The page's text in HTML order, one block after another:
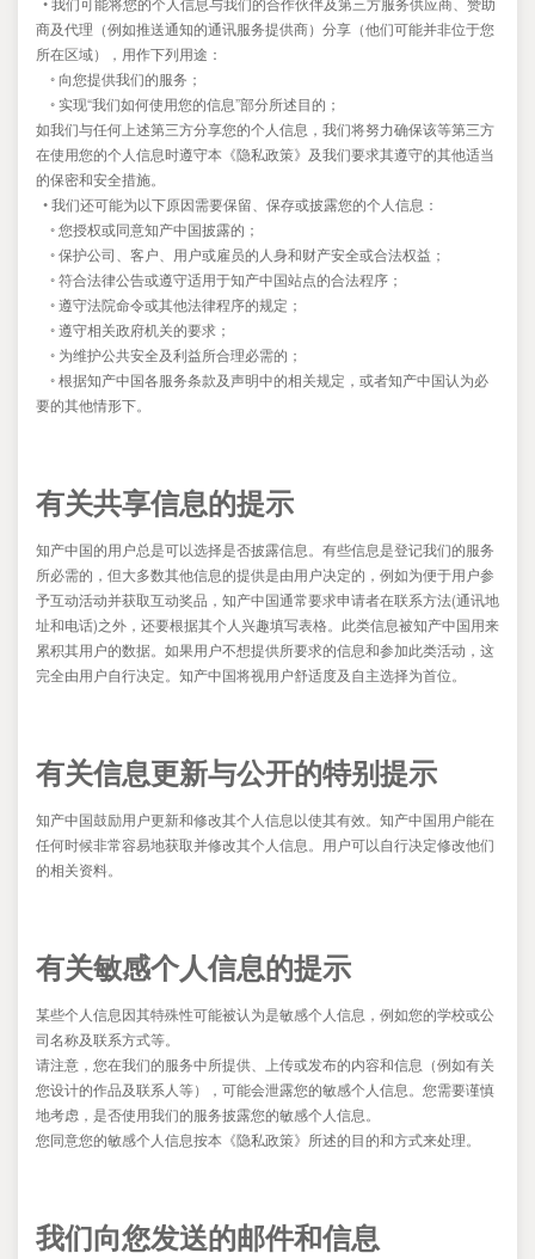
我们可能将您的个人信息与我们的合作伙伴及第三方服务供应商、赞助
商及代理（例如推送通知的通讯服务提供商）分享（他们可能并非位于您
所在区域），用作下列用途：
◦ 向您提供我们的服务；
◦ 实现“我们如何使用您的信息”部分所述目的；
如我们与任何上述第三方分享您的个人信息，我们将努力确保该等第三方
在使用您的个人信息时遵守本《隐私政策》及我们要求其遵守的其他适当
的保密和安全措施。
• 我们还可能为以下原因需要保留、保存或披露您的个人信息：
◦ 您授权或同意知产中国披露的；
◦ 保护公司、客户、用户或雇员的人身和财产安全或合法权益；
◦ 符合法律公告或遵守适用于知产中国站点的合法程序；
◦ 遵守法院命令或其他法律程序的规定；
◦ 遵守相关政府机关的要求；
◦ 为维护公共安全及利益所合理必需的；
◦ 根据知产中国各服务条款及声明中的相关规定，或者知产中国认为必
要的其他情形下。
有关共享信息的提示
知产中国的用户总是可以选择是否披露信息。有些信息是登记我们的服务
所必需的，但大多数其他信息的提供是由用户决定的，例如为便于用户参
予互动活动并获取互动奖品，知产中国通常要求申请者在联系方法(通讯地
址和电话)之外，还要根据其个人兴趣填写表格。此类信息被知产中国用来
累积其用户的数据。如果用户不想提供所要求的信息和参加此类活动，这
完全由用户自行决定。知产中国将视用户舒适度及自主选择为首位。
有关信息更新与公开的特别提示
知产中国鼓励用户更新和修改其个人信息以使其有效。知产中国用户能在
任何时候非常容易地获取并修改其个人信息。用户可以自行决定修改他们
的相关资料。
有关敏感个人信息的提示
某些个人信息因其特殊性可能被认为是敏感个人信息，例如您的学校或公
司名称及联系方式等。
请注意，您在我们的服务中所提供、上传或发布的内容和信息（例如有关
您设计的作品及联系人等），可能会泄露您的敏感个人信息。您需要谨慎
地考虑，是否使用我们的服务披露您的敏感个人信息。
您同意您的敏感个人信息按本《隐私政策》所述的目的和方式来处理。
我们向您发送的邮件和信息